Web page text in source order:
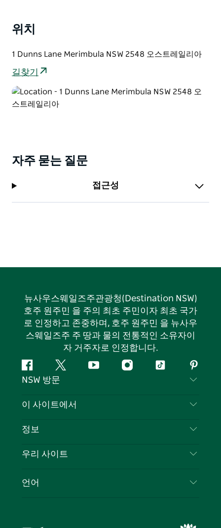
위치
1 Dunns Lane Merimbula NSW 2548 오스트레일리아
길찾기
자주 묻는 질문
접근성
뉴사우스웨일즈주관광청(Destination NSW)
호주 원주민 을 주의 최초 주민이자 최초 국가
로 인정하고 존중하며, 호주 원주민 을 뉴사우
스웨일즈주 주 땅과 물의 전통적인 소유자이
자 거주자로 인정합니다.
페
이
북
지
다
유
인
틱
핀
터
스
NSW 방문
문의하기
쿠키 고지
이 사이트에서
목적지
이벤트
정보
여행 정보
뉴사우스웨일즈주 의 사업
우리 사이트
언어